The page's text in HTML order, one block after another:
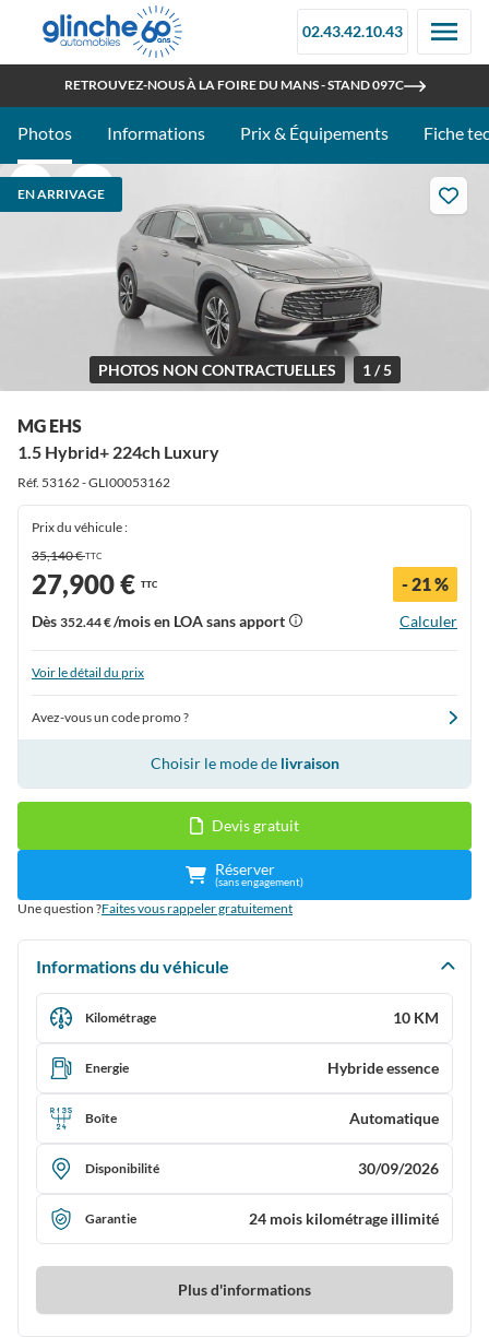
02.43.42.10.43
RETROUVEZ-NOUS À LA FOIRE DU MANS - STAND 097C
OUVERT TOUT L'ÉTÉ
Photos Informations Prix & Équipements Fiche
EN ARRIVAGE
PHOTOS NON CONTRACTUELLES 1 / 5
MG EHS
1.5 Hybrid+ 224ch Luxury
Réf. 53162 - GLI00053162
Prix du véhicule :
35,140 €TTC
27,900 € TTC - 21 %
Dès 352.44 €/mois en LOA sans apport Calculer
Voir le détail du prix
Avez-vous un code promo ?
Choisir le mode de livraison
Devis gratuit
Réserver
(sans engagement)
Une question ?Faites vous rappeler gratuitement
Informations du véhicule
Kilométrage 10 KM
Energie Hybride essence
Boîte Automatique
Disponibilité 30/09/2026
Garantie 24 mois kilométrage illimité
Plus d'informations